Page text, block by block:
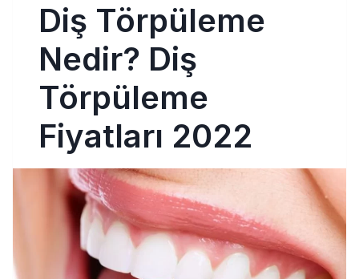
Diş Törpüleme
Nedir? Diş
Törpüleme
Fiyatları 2022